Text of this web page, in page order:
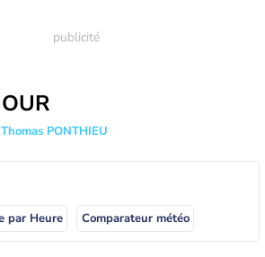
Thomas PONTHIEU
par Heure Comparateur météo